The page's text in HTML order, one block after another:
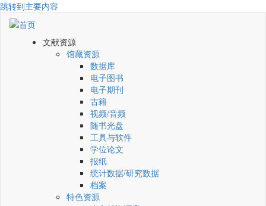
跳转到主要内容
文献资源
馆藏资源
数据库
电子图书
电子期刊
古籍
视频/音频
随书光盘
工具与软件
学位论文
报纸
统计数据/研究数据
档案
特色资源